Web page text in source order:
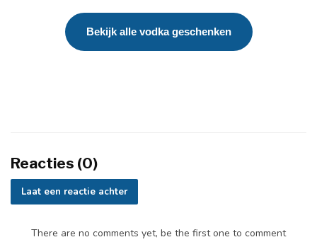
Bekijk alle vodka geschenken
Reacties (0)
Laat een reactie achter
There are no comments yet, be the first one to comment